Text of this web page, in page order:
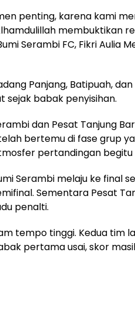
penting, karena kami
membuktikan
Serambi FC, Fikri Aulia
Panjang, Batipuah,
sejak babak penyisihan.
dan Pesat Tanjung
bertemu di fase grup
pertandingan begitu
Serambi melaju ke final
Sementara Pesat
penalti.
tempo tinggi. Kedua tim
pertama usai, skor